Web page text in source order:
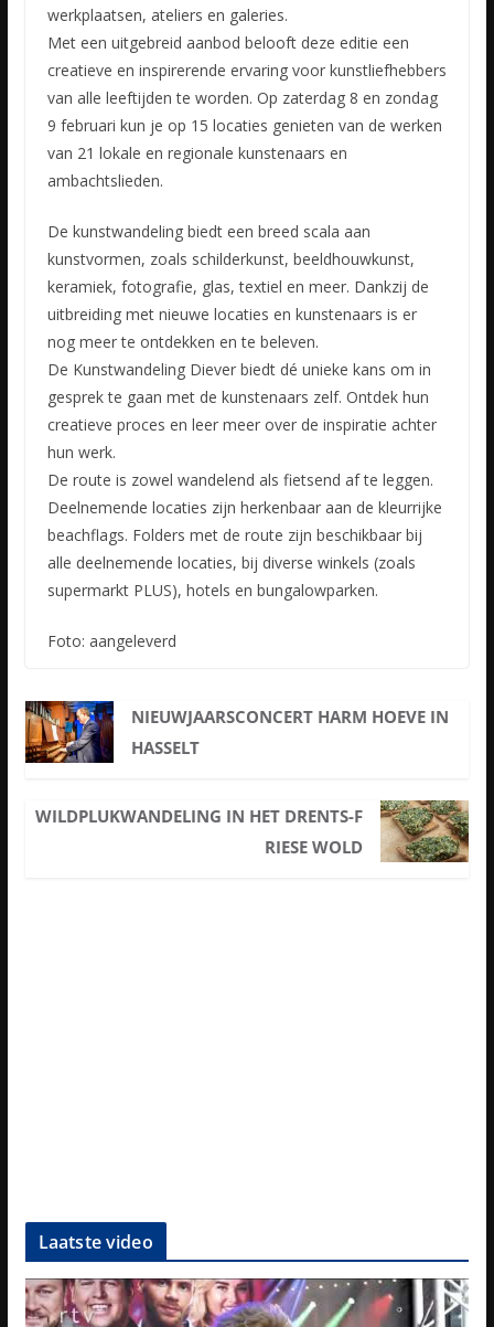
werkplaatsen, ateliers en galeries.
Met een uitgebreid aanbod belooft deze editie een
creatieve en inspirerende ervaring voor kunstliefhebbers
van alle leeftijden te worden. Op zaterdag 8 en zondag
9 februari kun je op 15 locaties genieten van de werken
van 21 lokale en regionale kunstenaars en
ambachtslieden.
De kunstwandeling biedt een breed scala aan
kunstvormen, zoals schilderkunst, beeldhouwkunst,
keramiek, fotografie, glas, textiel en meer. Dankzij de
uitbreiding met nieuwe locaties en kunstenaars is er
nog meer te ontdekken en te beleven.
De Kunstwandeling Diever biedt dé unieke kans om in
gesprek te gaan met de kunstenaars zelf. Ontdek hun
creatieve proces en leer meer over de inspiratie achter
hun werk.
De route is zowel wandelend als fietsend af te leggen.
Deelnemende locaties zijn herkenbaar aan de kleurrijke
beachflags. Folders met de route zijn beschikbaar bij
alle deelnemende locaties, bij diverse winkels (zoals
supermarkt PLUS), hotels en bungalowparken.
Foto: aangeleverd
NIEUWJAARSCONCERT HARM HOEVE IN
HASSELT
WILDPLUKWANDELING IN HET DRENTS-F
RIESE WOLD
Laatste video